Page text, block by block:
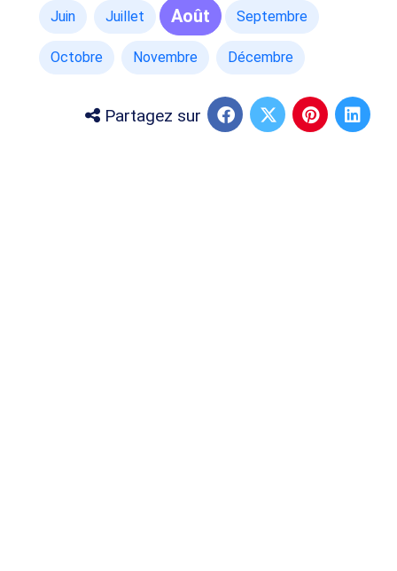
Juin Juillet Août Septembre
Octobre Novembre Décembre
Partagez sur